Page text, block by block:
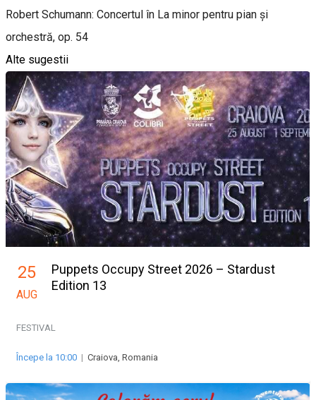
Robert Schumann: Concertul în La minor pentru pian și
orchestră, op. 54
Alte sugestii
25
AUG
Puppets Occupy Street 2026 – Stardust
Edition 13
FESTIVAL
Începe la 10:00 | Craiova, Romania